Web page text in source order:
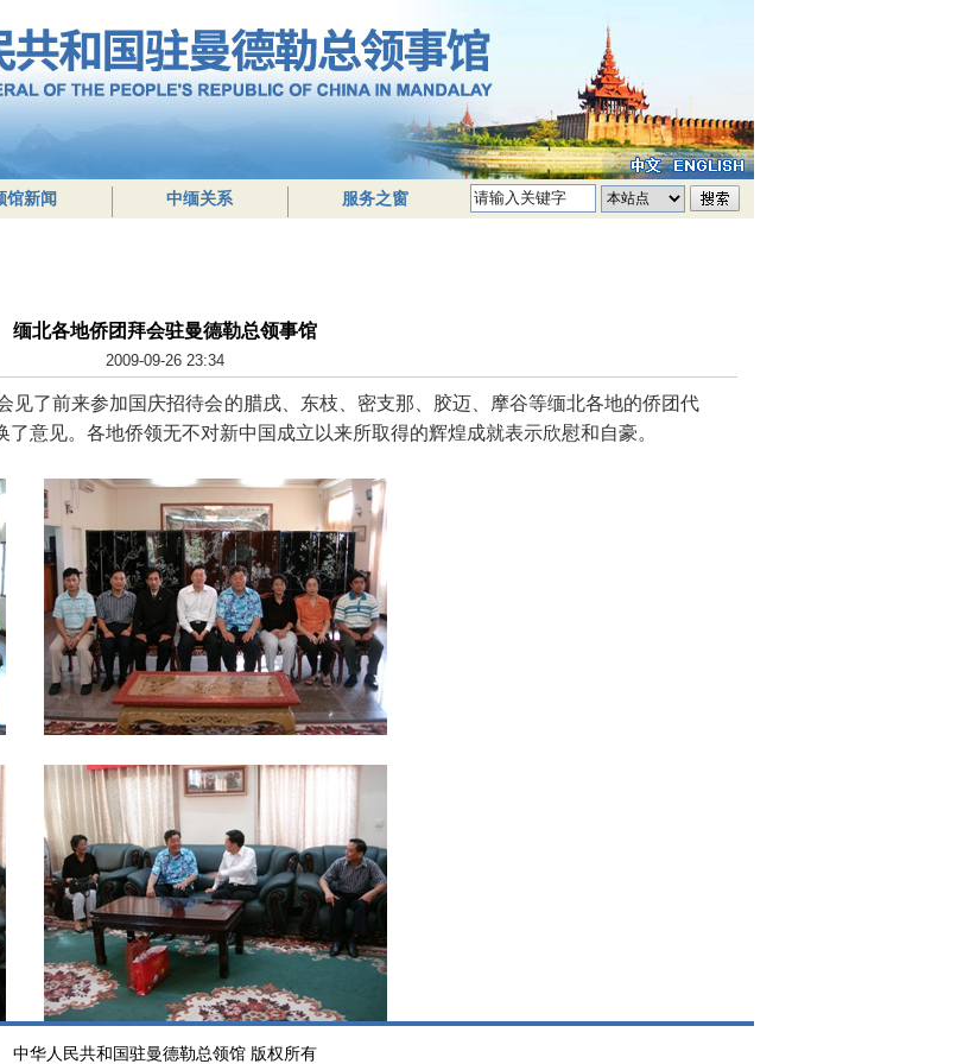
馆新闻 中缅关系 服务之窗
缅北各地侨团拜会驻曼德勒总领事馆
2009-09-26 23:34
见了前来参加国庆招待会的腊戌、东枝、密支那、胶迈、摩谷等缅北各地的侨团代
意见。各地侨领无不对新中国成立以来所取得的辉煌成就表示欣慰和自豪。
中华人民共和国驻曼德勒总领馆 版权所有